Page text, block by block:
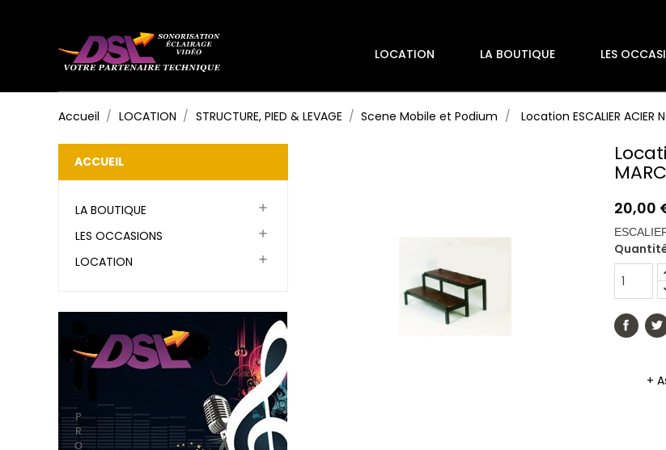
LOCATION LA BOUTIQUE LES
Accueil LOCATION STRUCTURE, PIED & LEVAGE Scene Mobile et Podium Location ESCALIER ACIER
20,00
+
ACCUEIL
LA BOUTIQUE 
LES OCCASIONS 
LOCATION 